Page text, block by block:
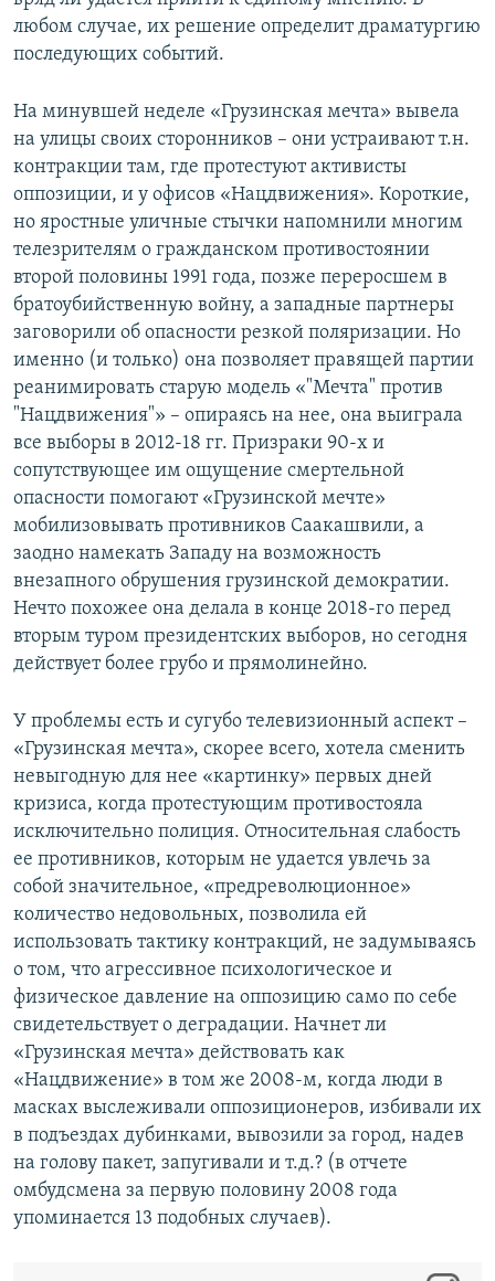
любом случае, их решение определит драматургию
последующих событий.
На минувшей неделе «Грузинская мечта» вывела
на улицы своих сторонников – они устраивают т.н.
контракции там, где протестуют активисты
оппозиции, и у офисов «Нацдвижения». Короткие,
но яростные уличные стычки напомнили многим
телезрителям о гражданском противостоянии
второй половины 1991 года, позже переросшем в
братоубийственную войну, а западные партнеры
заговорили об опасности резкой поляризации. Но
именно (и только) она позволяет правящей партии
реанимировать старую модель «"Мечта" против
"Нацдвижения"» – опираясь на нее, она выиграла
все выборы в 2012-18 гг. Призраки 90-х и
сопутствующее им ощущение смертельной
опасности помогают «Грузинской мечте»
мобилизовывать противников Саакашвили, а
заодно намекать Западу на возможность
внезапного обрушения грузинской демократии.
Нечто похожее она делала в конце 2018-го перед
вторым туром президентских выборов, но сегодня
действует более грубо и прямолинейно.
У проблемы есть и сугубо телевизионный аспект –
«Грузинская мечта», скорее всего, хотела сменить
невыгодную для нее «картинку» первых дней
кризиса, когда протестующим противостояла
исключительно полиция. Относительная слабость
ее противников, которым не удается увлечь за
собой значительное, «предреволюционное»
количество недовольных, позволила ей
использовать тактику контракций, не задумываясь
о том, что агрессивное психологическое и
физическое давление на оппозицию само по себе
свидетельствует о деградации. Начнет ли
«Грузинская мечта» действовать как
«Нацдвижение» в том же 2008-м, когда люди в
масках выслеживали оппозиционеров, избивали их
в подъездах дубинками, вывозили за город, надев
на голову пакет, запугивали и т.д.? (в отчете
омбудсмена за первую половину 2008 года
упоминается 13 подобных случаев).